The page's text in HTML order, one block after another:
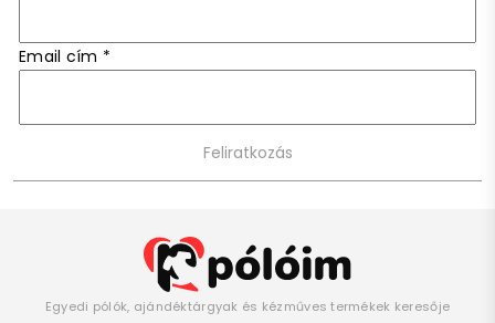
Email cím *
Egyedi pólók, ajándéktárgyak és kézműves termékek keresője